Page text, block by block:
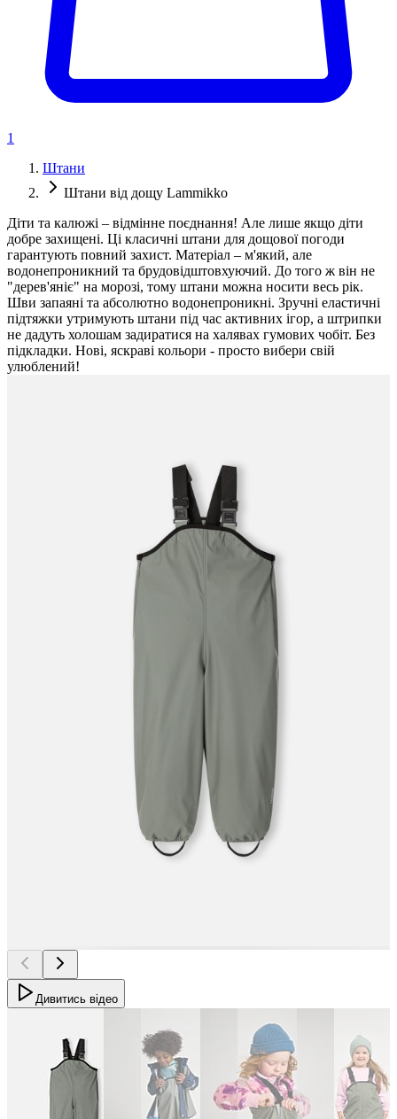
1
Штани
Штани від дощу Lammikko
Діти та калюжі – відмінне поєднання! Але лише якщо діти
добре захищені. Ці класичні штани для дощової погоди
гарантують повний захист. Матеріал – м'який, але
водонепроникний та брудовідштовхуючий. До того ж він не
"дерев'яніє" на морозі, тому штани можна носити весь рік.
Шви запаяні та абсолютно водонепроникні. Зручні еластичні
підтяжки утримують штани під час активних ігор, а штрипки
не дадуть холошам задиратися на халявах гумових чобіт. Без
підкладки. Нові, яскраві кольори - просто вибери свій
улюблений!
Дивитись відео